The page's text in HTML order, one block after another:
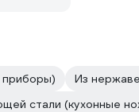
приборы) Из
стали (кухонные